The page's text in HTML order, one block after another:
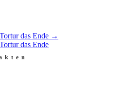
das Ende →
das Ende